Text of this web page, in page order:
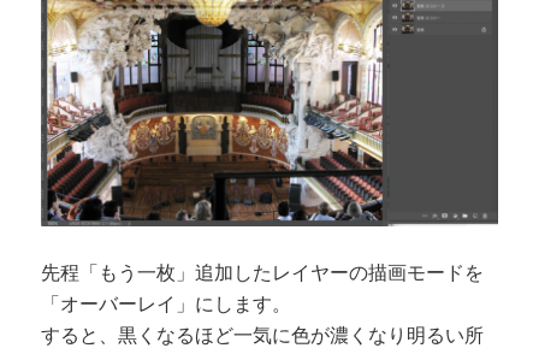
先程「もう一枚」追加したレイヤーの描画モードを
「オーバーレイ」にします。
すると、黒くなるほど一気に色が濃くなり明るい所